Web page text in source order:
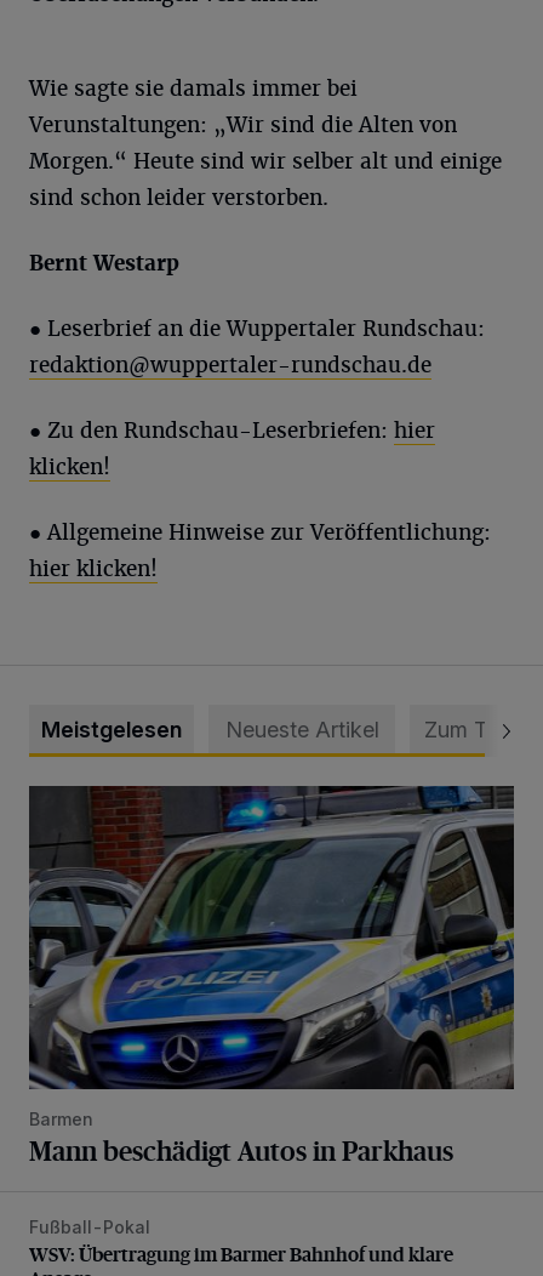
Wie sagte sie damals immer bei
Verunstaltungen: „Wir sind die Alten von
Morgen.“ Heute sind wir selber alt und einige
sind schon leider verstorben.
BerntWestarp
● Leserbrief an die Wuppertaler Rundschau:
redaktion@wuppertaler-rundschau.de
● Zu den Rundschau-Leserbriefen: hier
klicken!
● Allgemeine Hinweise zur Veröffentlichung:
hier klicken!
Meistgelesen Neueste Artikel Zum Thema
Mann beschädigt Autos in Parkhaus
Barmen
Mann beschädigt Autos in Parkhaus
WSV: Übertragung im Barmer Bahnhof und klare Ansage
Fußball-Pokal
WSV: Übertragung im Barmer Bahnhof und klare